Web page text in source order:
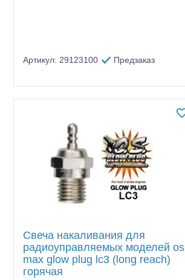
Инструмент,измерительные
Оптовая продажа запчастей
для моделей
Артикул: 29123100 Предзаказ
Свеча накаливания для
радиоуправляемых моделей os
max glow plug lc3 (long reach)
горячая